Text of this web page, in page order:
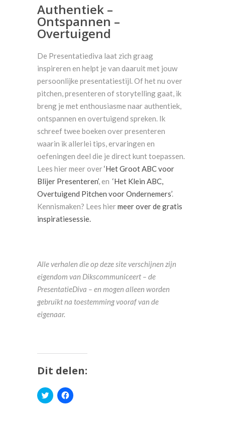
Authentiek –
Ontspannen –
Overtuigend
De Presentatiediva laat zich graag
inspireren en helpt je van daaruit met jouw
persoonlijke presentatiestijl. Of het nu over
pitchen, presenteren of storytelling gaat, ik
breng je met enthousiasme naar authentiek,
ontspannen en overtuigend spreken. Ik
schreef twee boeken over presenteren
waarin ik allerlei tips, ervaringen en
oefeningen deel die je direct kunt toepassen.
Lees hier meer over‘Het Groot ABC voor
Blijer Presenteren’,en ‘Het Klein ABC,
Overtuigend Pitchen voor Ondernemers’.
Kennismaken? Lees hiermeer over de gratis
inspiratiesessie.
Alle verhalen die op deze site verschijnen zijn
eigendom van Dikscommuniceert – de
PresentatieDiva – en mogen alleen worden
gebruikt na toestemming vooraf van de
eigenaar.
Dit delen:
Klik
om
Klik
om